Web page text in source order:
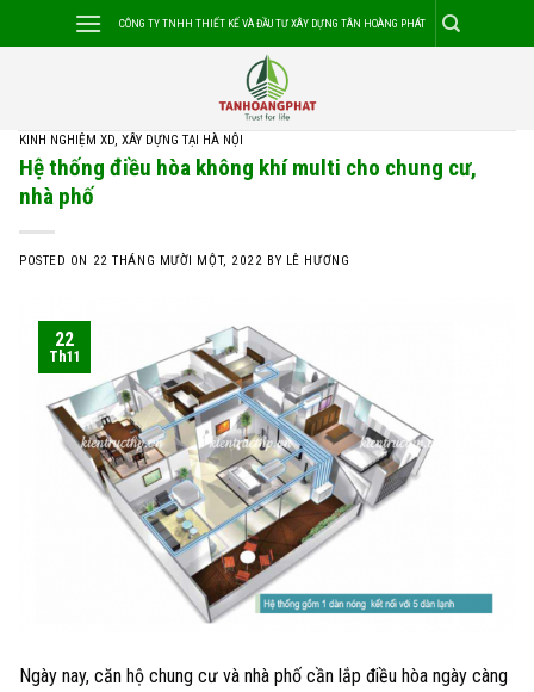
to
CÔNG TY TNHH THIẾT KẾ VÀ ĐẦU TƯ XÂY DỰNG TÂN HOÀNG PHÁT
KINH NGHIỆM XD, XÂY DỰNG TẠI HÀ NỘI
Hệ thống điều hòa không khí multi cho chung cư,
nhà phố
POSTED ON 22 THÁNG MƯỜI MỘT, 2022 BY LÊ HƯƠNG
22
Th11
Ngày nay, căn hộ chung cư và nhà phố cần lắp điều hòa ngày càng